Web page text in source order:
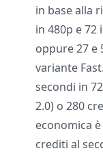
in base alla
in 480p e 72
oppure 27 e
variante
secondi in
2.0) o 280
economica
crediti al